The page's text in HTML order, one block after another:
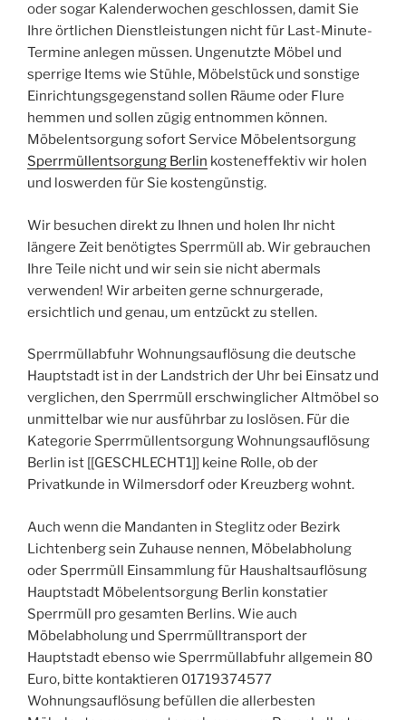
oder sogar Kalenderwochen geschlossen, damit Sie
Ihre örtlichen Dienstleistungen nicht für Last-Minute-
Termine anlegen müssen. Ungenutzte Möbel und
sperrige Items wie Stühle, Möbelstück und sonstige
Einrichtungsgegenstand sollen Räume oder Flure
hemmen und sollen zügig entnommen können.
Möbelentsorgung sofort Service Möbelentsorgung
Sperrmüllentsorgung Berlin kosteneffektiv wir holen
und loswerden für Sie kostengünstig.
Wir besuchen direkt zu Ihnen und holen Ihr nicht
längere Zeit benötigtes Sperrmüll ab. Wir gebrauchen
Ihre Teile nicht und wir sein sie nicht abermals
verwenden! Wir arbeiten gerne schnurgerade,
ersichtlich und genau, um entzückt zu stellen.
Sperrmüllabfuhr Wohnungsauflösung die deutsche
Hauptstadt ist in der Landstrich der Uhr bei Einsatz und
verglichen, den Sperrmüll erschwinglicher Altmöbel so
unmittelbar wie nur ausführbar zu loslösen. Für die
Kategorie Sperrmüllentsorgung Wohnungsauflösung
Berlin ist [[GESCHLECHT1]] keine Rolle, ob der
Privatkunde in Wilmersdorf oder Kreuzberg wohnt.
Auch wenn die Mandanten in Steglitz oder Bezirk
Lichtenberg sein Zuhause nennen, Möbelabholung
oder Sperrmüll Einsammlung für Haushaltsauflösung
Hauptstadt Möbelentsorgung Berlin konstatier
Sperrmüll pro gesamten Berlins. Wie auch
Möbelabholung und Sperrmülltransport der
Hauptstadt ebenso wie Sperrmüllabfuhr allgemein 80
Euro, bitte kontaktieren 01719374577
Wohnungsauflösung befüllen die allerbesten